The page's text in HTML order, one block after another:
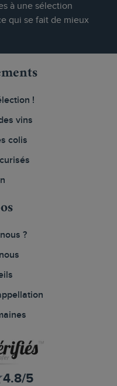
à une sélection
qui se fait de mieux
!
vins
colis
?
4.8/5